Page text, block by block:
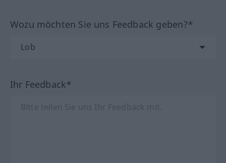
Wozu möchten Sie uns Feedback geben?*
Ihr Feedback*